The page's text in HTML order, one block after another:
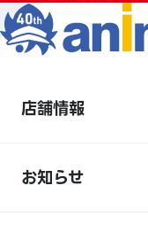
店舗情報
お知らせ